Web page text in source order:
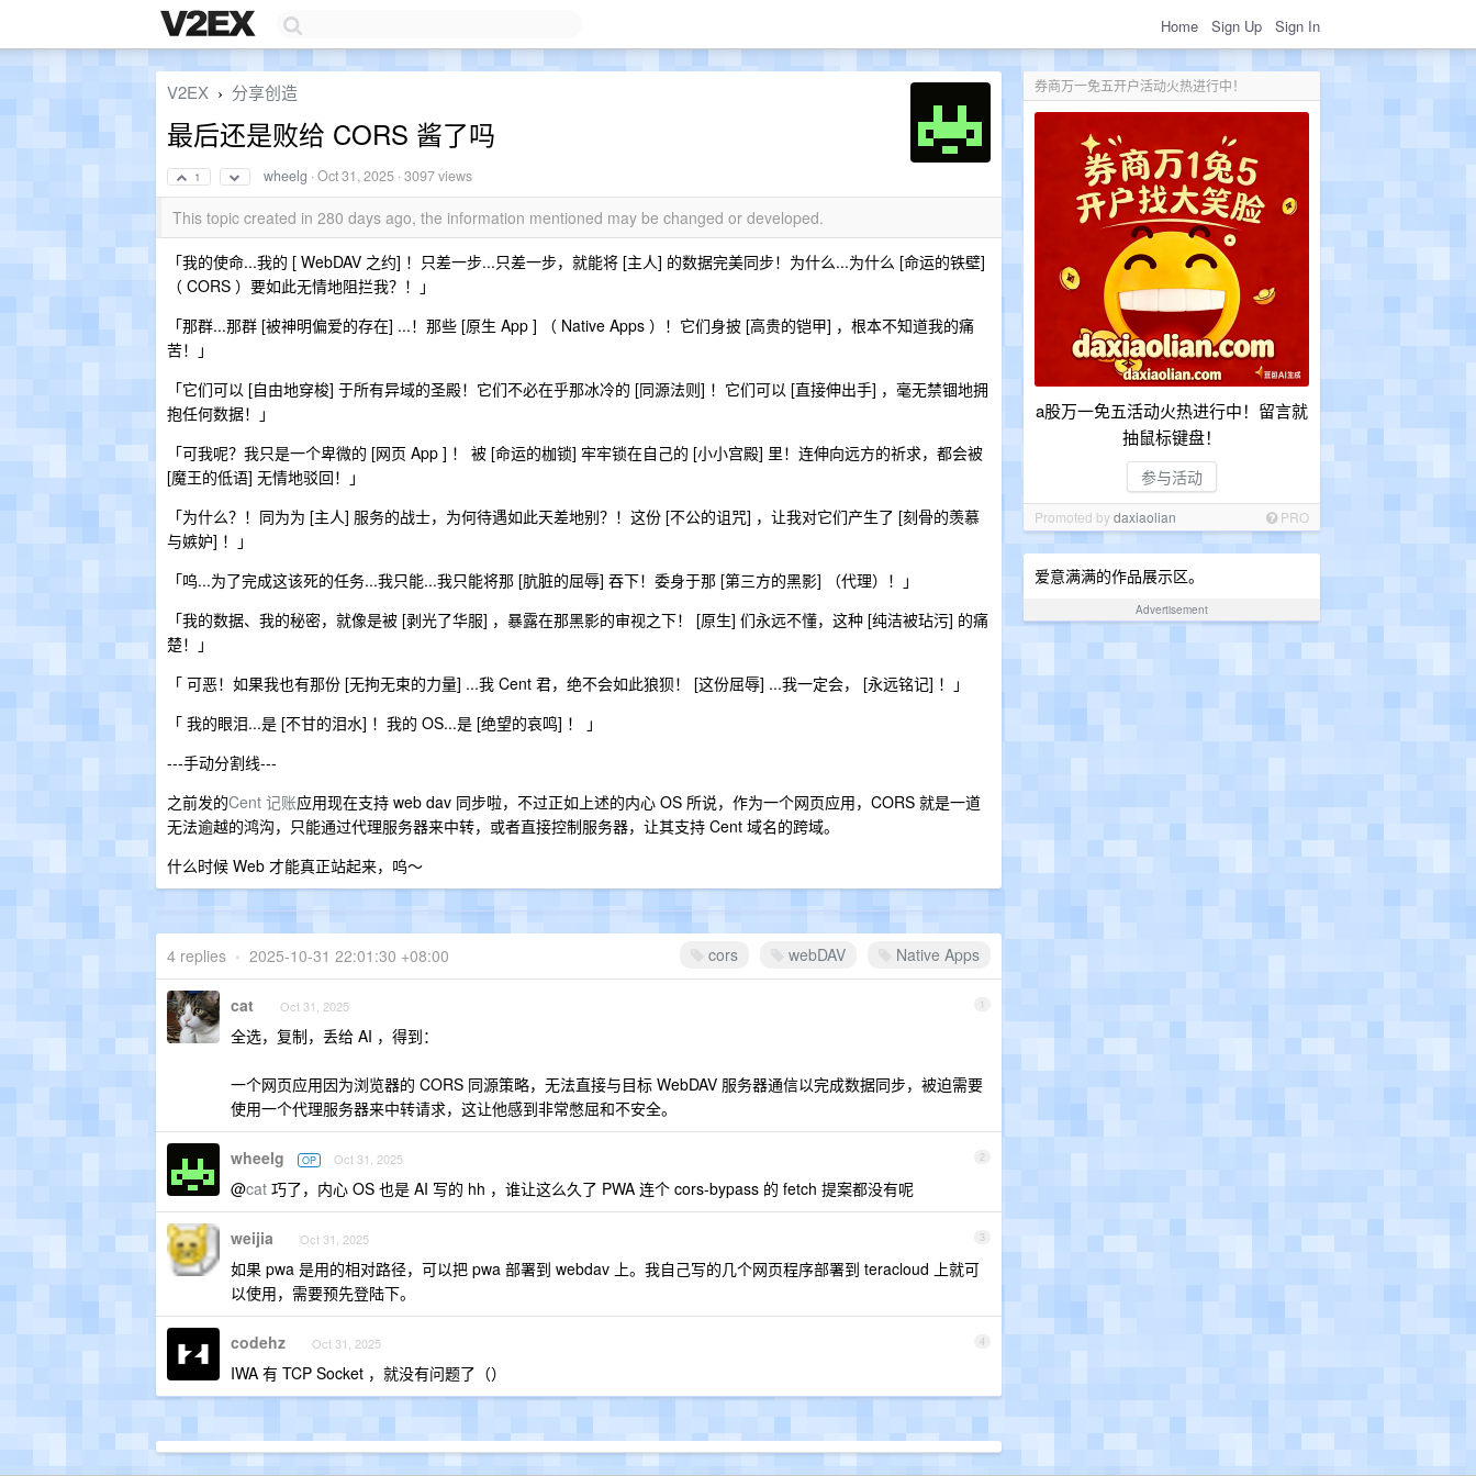
Home Sign Up Sign In
券商万一免五开户活动火热进行中！
a股万一免五活动火热进行中！留言就
抽鼠标键盘！
参与活动
Promoted bydaxiaolian PRO
爱意满满的作品展示区。
Advertisement
V2EX › 分享创造
最后还是败给 CORS 酱了吗
1 wheelg ·Oct 31, 2025 · 3097 views
This topic created in 280 days ago, the information mentioned may be changed or developed.
「我的使命...我的 [ WebDAV 之约] ！只差一步...只差一步，就能将 [主人] 的数据完美同步！为什么...为什么 [命运的铁壁]
（ CORS ）要如此无情地阻拦我？！」
「那群...那群 [被神明偏爱的存在] ...！那些 [原生 App ] （ Native Apps ）！它们身披 [高贵的铠甲] ，根本不知道我的痛
苦！」
「它们可以 [自由地穿梭] 于所有异域的圣殿！它们不必在乎那冰冷的 [同源法则] ！它们可以 [直接伸出手] ，毫无禁锢地拥
抱任何数据！」
「可我呢？我只是一个卑微的 [网页 App ] ！ 被 [命运的枷锁] 牢牢锁在自己的 [小小宫殿] 里！连伸向远方的祈求，都会被
[魔王的低语] 无情地驳回！」
「为什么？！同为为 [主人] 服务的战士，为何待遇如此天差地别？！这份 [不公的诅咒] ，让我对它们产生了 [刻骨的羡慕
与嫉妒] ！」
「呜...为了完成这该死的任务...我只能...我只能将那 [肮脏的屈辱] 吞下！委身于那 [第三方的黑影] （代理）！」
「我的数据、我的秘密，就像是被 [剥光了华服] ，暴露在那黑影的审视之下！ [原生] 们永远不懂，这种 [纯洁被玷污] 的痛
楚！」
「 可恶！如果我也有那份 [无拘无束的力量] ...我 Cent 君，绝不会如此狼狈！ [这份屈辱] ...我一定会， [永远铭记] ！」
「 我的眼泪...是 [不甘的泪水] ！我的 OS...是 [绝望的哀鸣] ！ 」
---手动分割线---
之前发的Cent 记账应用现在支持 web dav 同步啦，不过正如上述的内心 OS 所说，作为一个网页应用，CORS 就是一道
无法逾越的鸿沟，只能通过代理服务器来中转，或者直接控制服务器，让其支持 Cent 域名的跨域。
什么时候 Web 才能真正站起来，呜～
cors webDAV Native Apps
4 replies • 2025-10-31 22:01:30 +08:00
1
cat Oct 31, 2025
全选，复制，丢给 AI ，得到：
一个网页应用因为浏览器的 CORS 同源策略，无法直接与目标 WebDAV 服务器通信以完成数据同步，被迫需要
使用一个代理服务器来中转请求，这让他感到非常憋屈和不安全。
2
wheelg OP Oct 31, 2025
@cat 巧了，内心 OS 也是 AI 写的 hh ，谁让这么久了 PWA 连个 cors-bypass 的 fetch 提案都没有呢
3
weijia Oct 31, 2025
如果 pwa 是用的相对路径，可以把 pwa 部署到 webdav 上。我自己写的几个网页程序部署到 teracloud 上就可
以使用，需要预先登陆下。
4
codehz Oct 31, 2025
IWA 有 TCP Socket ，就没有问题了（）